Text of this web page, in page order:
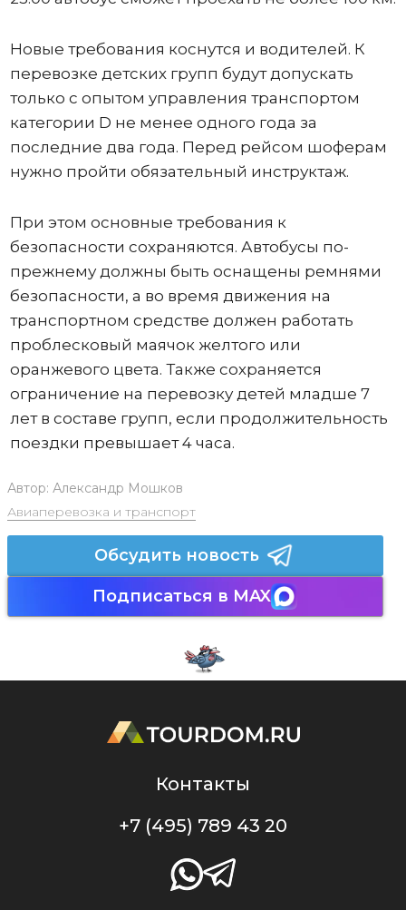
Новые требования коснутся и водителей. К
перевозке детских групп будут допускать
только с опытом управления транспортом
категории D не менее одного года за
последние два года. Перед рейсом шоферам
нужно пройти обязательный инструктаж.
При этом основные требования к
безопасности сохраняются. Автобусы по-
прежнему должны быть оснащены ремнями
безопасности, а во время движения на
транспортном средстве должен работать
проблесковый маячок желтого или
оранжевого цвета. Также сохраняется
ограничение на перевозку детей младше 7
лет в составе групп, если продолжительность
поездки превышает 4 часа.
Автор: Александр Мошков
Авиаперевозка и транспорт
Обсудить новость
Подписаться в MAX
Контакты
+7 (495) 789 43 20